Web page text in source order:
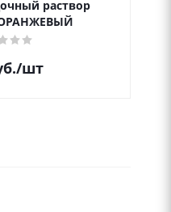
раствор
/шт